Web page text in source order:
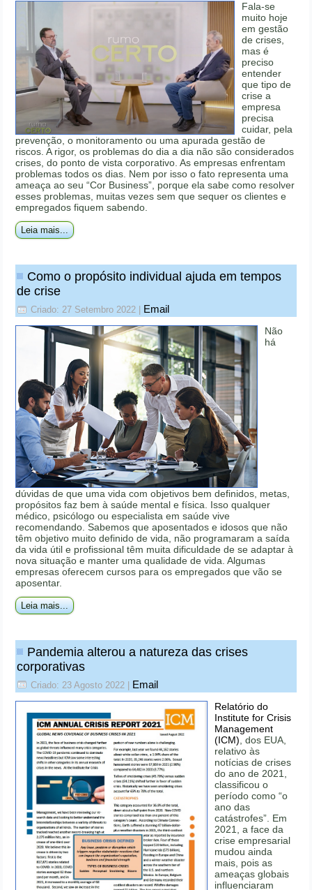
Fala-se
muito hoje
em gestão
de crises,
mas é
preciso
entender
que tipo de
crise a
empresa
precisa
cuidar, pela
prevenção, o monitoramento ou uma apurada gestão de
riscos. A rigor, os problemas do dia a dia não são considerados
crises, do ponto de vista corporativo. As empresas enfrentam
problemas todos os dias. Nem por isso o fato representa uma
ameaça ao seu “Cor Business”, porque ela sabe como resolver
esses problemas, muitas vezes sem que sequer os clientes e
empregados fiquem sabendo.
Leia mais...
Como o propósito individual ajuda em tempos
de crise
Criado: 27 Setembro 2022 Email
Não
há
dúvidas de que uma vida com objetivos bem definidos, metas,
propósitos faz bem à saúde mental e física. Isso qualquer
médico, psicólogo ou especialista em saúde vive
recomendando. Sabemos que aposentados e idosos que não
têm objetivo muito definido de vida, não programaram a saída
da vida útil e profissional têm muita dificuldade de se adaptar à
nova situação e manter uma qualidade de vida. Algumas
empresas oferecem cursos para os empregados que vão se
aposentar.
Leia mais...
Pandemia alterou a natureza das crises
corporativas
Criado: 23 Agosto 2022 Email
Relatório do
Institute for Crisis
Management
(ICM), dos EUA,
relativo às
notícias de crises
do ano de 2021,
classificou o
período como “o
ano das
catástrofes”. Em
2021, a face da
crise empresarial
mudou ainda
mais, pois as
ameaças globais
influenciaram